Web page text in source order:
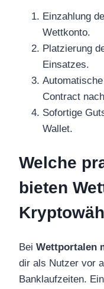
Einzahlung
Wettkonto.
Platzierung
Einsatzes.
Contract
Sofortige
Wallet.
Welche
bieten
Bei Wettportalen
dir als Nutzer vor
Banklaufzeiten.